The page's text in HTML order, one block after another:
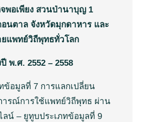
จพอเพียง สวนป่านาบุญ 1
อนตาล จังหวัดมุกดาหาร และ
ยแพทย์วิถีพุทธทั่วโลก
พ.ศ. 2552 – 2558
ข้อมูลที่ 7 การแลกเปลี่ยน
ารณ์การใช้แพทย์วิถีพุทธ ผ่าน
ลน์ – ยูทูบประเภทข้อมูลที่ 9